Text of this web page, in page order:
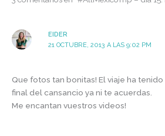
EIDER
21 OCTUBRE, 2013 A LAS 9:02 PM
Que fotos tan bonitas! El viaje ha
final del cansancio ya ni te acuerdas.
Me encantan vuestros videos!